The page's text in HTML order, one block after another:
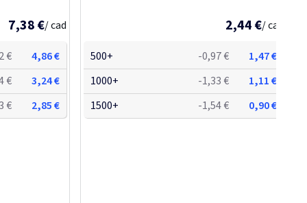
7,38 €/ cad
€
4,86 €
€
3,24 €
€
2,85 €
2,44 €/ cad
500+ -0,97 €
1,47 €
1000+
-1,33 €
1,11 €
1500+
-1,54 € 0,90 €